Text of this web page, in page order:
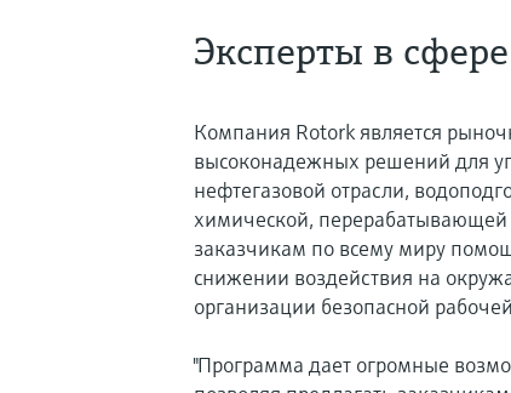
Эксперты в
Компания Rotork является
высоконадежных решений для
нефтегазовой отрасли,
химической,
заказчикам по всему миру
снижении воздействия на
организации безопасной
"Программа дает огромные